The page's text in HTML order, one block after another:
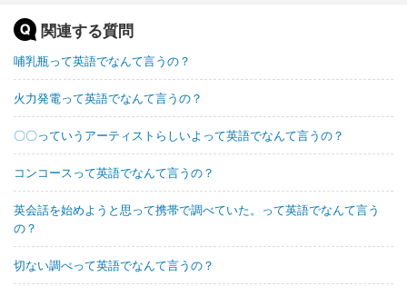
関連する質問
哺乳瓶って英語でなんて言うの？
火力発電って英語でなんて言うの？
〇〇っていうアーティストらしいよって英語でなんて言うの？
コンコースって英語でなんて言うの？
英会話を始めようと思って携帯で調べていた。って英語でなんて言う
の？
切ない調べって英語でなんて言うの？